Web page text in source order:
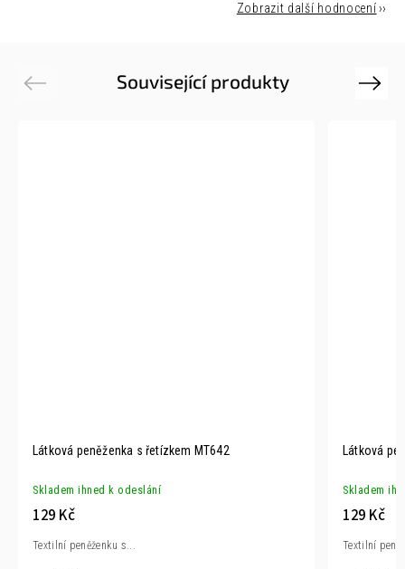
Zobrazit další hodnocení
Související produkty
Previous
Látková peněženka s řetízkem MT642
Skladem ihned k odeslání
129 Kč
Textilní peněženku s...
Látková
Skladem
129 Kč
Textilní
Next